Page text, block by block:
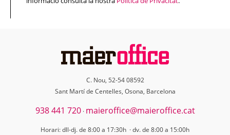
C. Nou, 52-54 08592
Sant Martí de Centelles, Osona, Barcelona
938 441 720· maieroffice@maieroffice.cat
Horari: dll-dj. de 8:00 a 17:30h · dv. de 8:00 a 15:00h